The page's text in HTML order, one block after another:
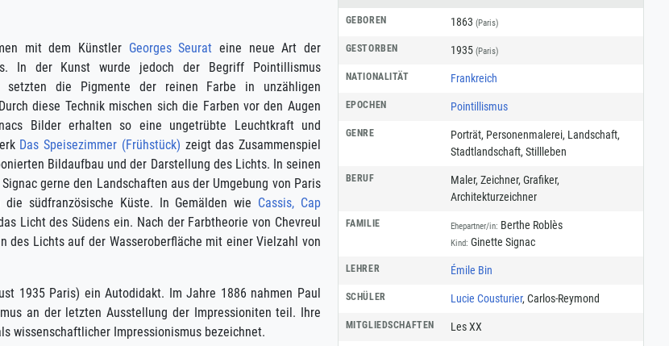
GEBOREN 1863 (Paris)
GESTORBEN 1935 (Paris)
NATIONALITÄT Frankreich
EPOCHEN Pointillismus
GENRE Porträt, Personenmalerei, Landschaft,
Stadtlandschaft, Stillleben
BERUF Maler, Zeichner, Grafiker,
Architekturzeichner
FAMILIE Ehepartner/in: Berthe Roblès
Kind: Ginette Signac
LEHRER Émile Bin
SCHÜLER Lucie Cousturier, Carlos-Reymond
MITGLIEDSCHAFTEN Les XX
mit dem Künstler Georges Seurat eine neue Art der
In der Kunst wurde jedoch der Begriff Pointillismus
setzten die Pigmente der reinen Farbe in unzähligen
diese Technik mischen sich die Farben vor den Augen
Bilder erhalten so eine ungetrübte Leuchtkraft und
Das Speisezimmer (Frühstück) zeigt das Zusammenspiel
Bildaufbau und der Darstellung des Lichts. In seinen
gerne den Landschaften aus der Umgebung von Paris
südfranzösische Küste. In Gemälden wie Cassis, Cap
Licht des Südens ein. Nach der Farbtheorie von Chevreul
des Lichts auf der Wasseroberfläche mit einer Vielzahl von
1935 Paris) ein Autodidakt. Im Jahre 1886 nahmen Paul
an der letzten Ausstellung der Impressioniten teil. Ihre
wissenschaftlicher Impressionismus bezeichnet.